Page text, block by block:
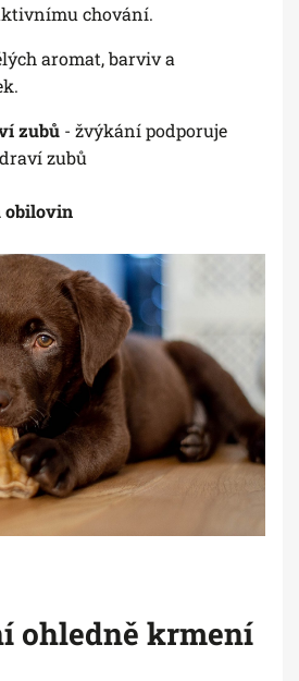
chování.
aromat, barviv a
zubů - žvýkání podporuje
zubů
obilovin
ohledně krmení